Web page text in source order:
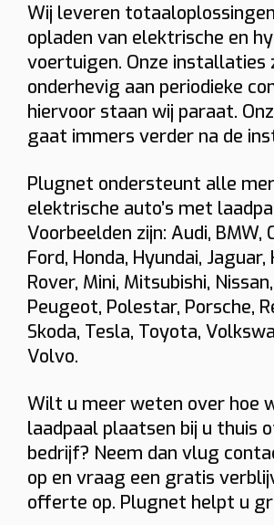
Wij leveren
opladen van elektrische en
voertuigen. Onze installaties
onderhevig aan periodieke
hiervoor staan wij paraat.
gaat immers verder na de
Plugnet ondersteunt alle
elektrische auto’s met
Voorbeelden zijn: Audi, BMW,
Ford, Honda, Hyundai, Jaguar,
Rover, Mini, Mitsubishi,
Peugeot, Polestar, Porsche,
Skoda, Tesla, Toyota,
Volvo.
Wilt u meer weten over hoe
laadpaal plaatsen bij u thuis
bedrijf? Neem dan vlug
op en vraag een gratis
offerte op. Plugnet helpt u
Bidirectioneel 22 kW
Indicatieve totaalprijs
€ 1543 – € 1774 (incl. 6% btw)
Toestel: € 882
Installatie + materiaal: € 350 • Load balancing:
Naam
E-mail
Telefoon
Installatieadres
Foto’s